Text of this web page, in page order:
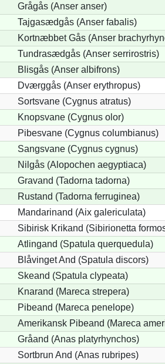
Grågås (Anser anser)
Tajgasædgås (Anser fabalis)
Kortnæbbet Gås (Anser
Tundrasædgås (Anser serrirostris)
Blisgås (Anser albifrons)
Dværggås (Anser erythropus)
Sortsvane (Cygnus atratus)
Knopsvane (Cygnus olor)
Pibesvane (Cygnus columbianus)
Sangsvane (Cygnus cygnus)
Nilgås (Alopochen aegyptiaca)
Gravand (Tadorna tadorna)
Rustand (Tadorna ferruginea)
Mandarinand (Aix galericulata)
Sibirisk Krikand (Sibirionetta
Atlingand (Spatula querquedula)
Blåvinget And (Spatula discors)
Skeand (Spatula clypeata)
Knarand (Mareca strepera)
Pibeand (Mareca penelope)
Amerikansk Pibeand (Mareca
Gråand (Anas platyrhynchos)
Sortbrun And (Anas rubripes)